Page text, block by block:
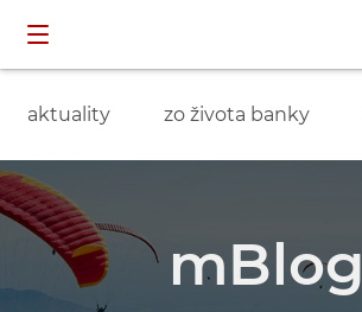
aktuality zo života banky
mBlog